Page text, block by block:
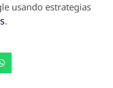
usando estrategias
.